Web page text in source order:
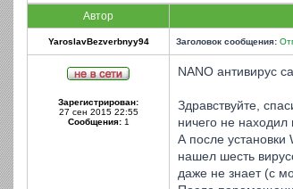
Автор
YaroslavBezverbnyy94 Заголовок сообщения:
Зарегистрирован:
27 сен 2015 22:55
Сообщения:1
NANO антивирус
Здравствуйте,
ничего не
А после установки
нашел шесть
даже не знает (с